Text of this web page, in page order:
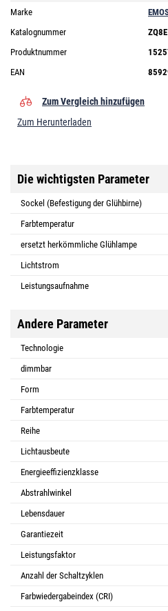
Marke
Katalognummer
Produktnummer
EAN
Zum Vergleich hinzufügen
Zum Herunterladen
Die wichtigsten Parameter
Sockel (Befestigung der Glühbirne)
Farbtemperatur
ersetzt herkömmliche Glühlampe
Lichtstrom
Leistungsaufnahme
Andere Parameter
Technologie
dimmbar
Form
Farbtemperatur
Reihe
Lichtausbeute
Energieeffizienzklasse
Abstrahlwinkel
Lebensdauer
Garantiezeit
Leistungsfaktor
Anzahl der Schaltzyklen
Farbwiedergabeindex (CRI)